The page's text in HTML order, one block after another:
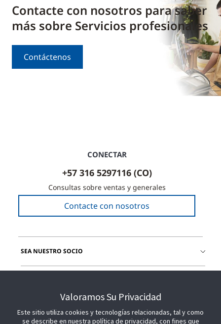
Contacte con nosotros para saber
más sobre Servicios profesionales
Contáctenos
CONECTAR
+57 316 5297116 (CO)
Consultas sobre ventas y generales
Contacte con nosotros
SEA NUESTRO SOCIO
Valoramos Su Privacidad
Este sitio utiliza cookies y tecnologías relacionadas, tal y como
se describe en nuestra política de privacidad, con fines que